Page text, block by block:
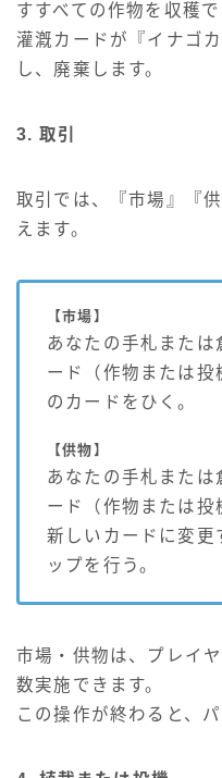
すすべての作物を収穫で
灌漑カードが『イナゴ
し、廃棄します。
3. 取引
取引では、『市場』『
えます。
【市場】
あなたの手札または
ード（作物または投
のカードをひく。
【供物】
あなたの手札または
ード（作物または投
新しいカードに変更
ップを行う。
市場・供物は、プレイ
数実施できます。
この操作が終わると、パ